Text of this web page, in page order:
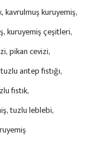
kavrulmuş kuruyemiş
kuruyemiş çeşitleri
pikan cevizi
tuzlu antep fıstığı
fıstık
tuzlu leblebi